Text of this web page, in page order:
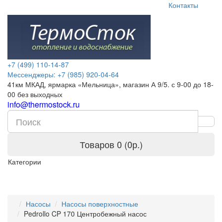
Контакты
+7 (499) 110-14-87
Мессенджеры: +7 (985) 920-04-64
41км МКАД, ярмарка «Мельница», магазин А 9/5. с 9-00 до 18-
00 без выходных
info@thermostock.ru
Товаров 0 (0р.)
Категории
Насосы
Насосы поверхностные
Pedrollo CP 170 Центробежный насос